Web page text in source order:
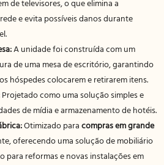
de televisores, o que elimina a
e evita possíveis danos durante
A unidade foi construída com um
de uma mesa de escritório, garantindo
hóspedes colocarem e retirarem itens.
Projetado como uma solução simples e
de mídia e armazenamento de hotéis.
Otimizado paracompras em grande
oferecendo uma solução de mobiliário
para reformas e novas instalações em